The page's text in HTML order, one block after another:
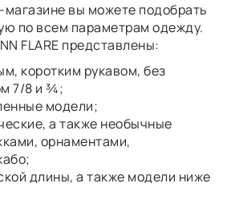
вы можете подобрать
по всем параметрам одежду.
FLARE представлены:
коротким рукавом, без
7/8 и ¾;
модели;
а также необычные
орнаментами,
длины, а также модели ниже